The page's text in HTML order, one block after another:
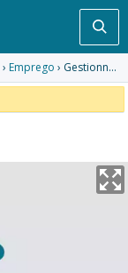
› Emprego › Gestionnaire de copropriété H/F